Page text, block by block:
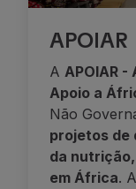
APOIAR
A APOIAR
Apoio a
Não
projetos de
da
em África.